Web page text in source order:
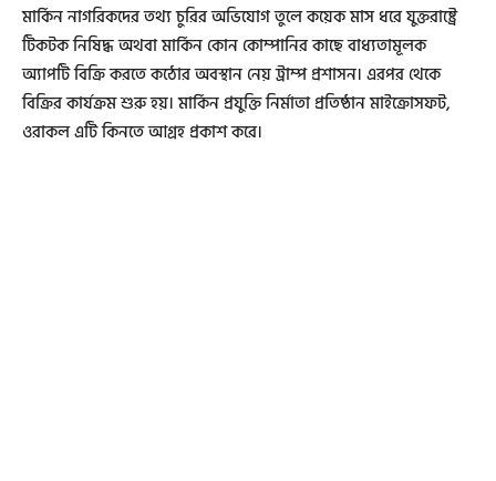
মার্কিন নাগরিকদের তথ্য চুরির অভিযোগ তুলে কয়েক মাস ধরে যুক্তরাষ্ট্রে
টিকটক নিষিদ্ধ অথবা মার্কিন কোন কোম্পানির কাছে বাধ্যতামূলক
অ্যাপটি বিক্রি করতে কঠোর অবস্থান নেয় ট্রাম্প প্রশাসন। এরপর থেকে
বিক্রির কার্যক্রম শুরু হয়। মার্কিন প্রযুক্তি নির্মাতা প্রতিষ্ঠান মাইক্রোসফট,
ওরাকল এটি কিনতে আগ্রহ প্রকাশ করে।